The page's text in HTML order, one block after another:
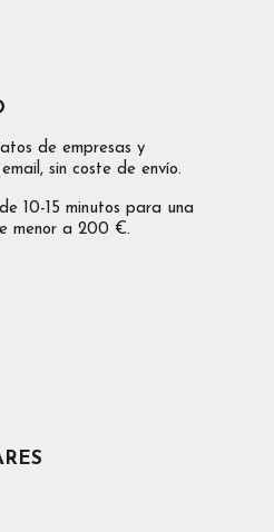
de empresas y
sin coste de envío.
10-15 minutos para una
menor a 200 €.